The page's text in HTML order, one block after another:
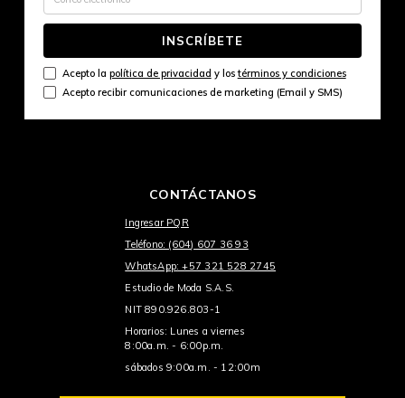
INSCRÍBETE
Acepto la política de privacidad y lostérminos y condiciones
Acepto recibir comunicaciones de marketing (Email y SMS)
CONTÁCTANOS
Ingresar PQR
Teléfono: (604) 607 36 93
WhatsApp: +57 321 528 2745
Estudio de Moda S.A.S.
NIT 890.926.803-1
Horarios: Lunes a viernes
8:00a.m. - 6:00p.m.
sábados 9:00a.m. - 12:00m